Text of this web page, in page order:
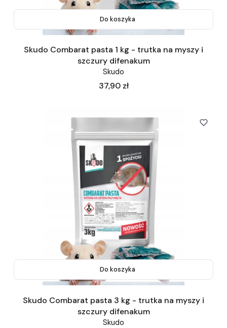
Do koszyka
Skudo Combarat pasta 1 kg - trutka na myszy i
szczury difenakum
Skudo
Cena
37,90 zł
Do koszyka
Skudo Combarat pasta 3 kg - trutka na myszy i
szczury difenakum
Skudo